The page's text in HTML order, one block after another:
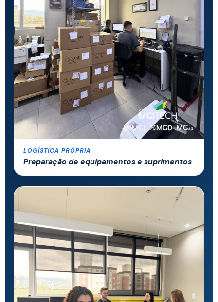
LOGÍSTICA PRÓPRIA
Preparação de equipamentos e suprimentos